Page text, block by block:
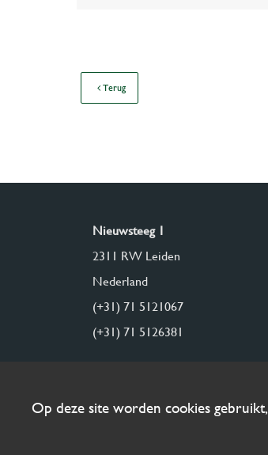
Terug
Nieuwsteeg 1
2311 RW Leiden
Nederland
(+31) 71 5121067
(+31) 71 5126381
Op deze site worden cookies